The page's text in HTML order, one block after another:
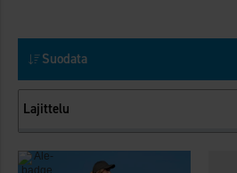
Suodata
Lajittelu